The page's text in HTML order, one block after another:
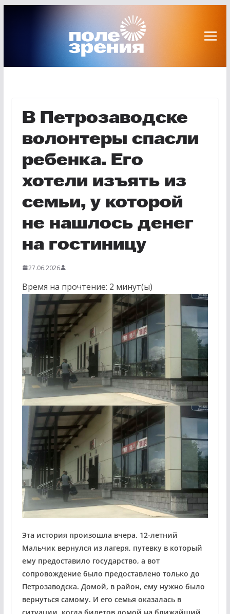
В Петрозаводске
волонтеры спасли
ребенка. Его
хотели изъять из
семьи, у которой
не нашлось денег
на гостиницу
27.06.2026
Время на прочтение: 2 минут(ы)
Эта история произошла вчера. 12-летний
Мальчик вернулся из лагеря, путевку в который
ему предоставило государство, а вот
сопровождение было предоставлено только до
Петрозаводска. Домой, в район, ему нужно было
вернуться самому. И его семья оказалась в